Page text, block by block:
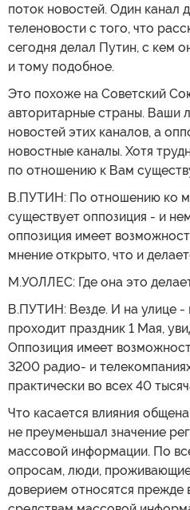
поток новостей. Один канал
теленовости с того, что
сегодня делал Путин, с кем
и тому подобное.
Это похоже на Советский
авторитарные страны. Ваши
новостей этих каналов, а
новостные каналы. Хотя
по отношению к Вам
В.ПУТИН: По отношению ко
существует оппозиция - и
оппозиция имеет
мнение открыто, что и
М.УОЛЛЕС: Где она это
В.ПУТИН: Везде. И на улице -
проходит праздник 1 Мая,
Оппозиция имеет
3200 радио- и
практически во всех 40
Что касается влияния
не преуменьшал значение
массовой информации. По
опросам, люди,
доверием относятся прежде